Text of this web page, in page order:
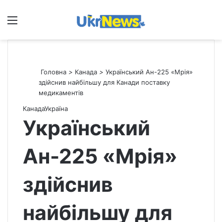
Меню
Головна > Канада > Український Ан-225 «Мрія»
здійснив найбільшу для Канади поставку
медикаментів
КанадаУкраїна
Український
Ан-225 «Мрія»
здійснив
найбільшу для